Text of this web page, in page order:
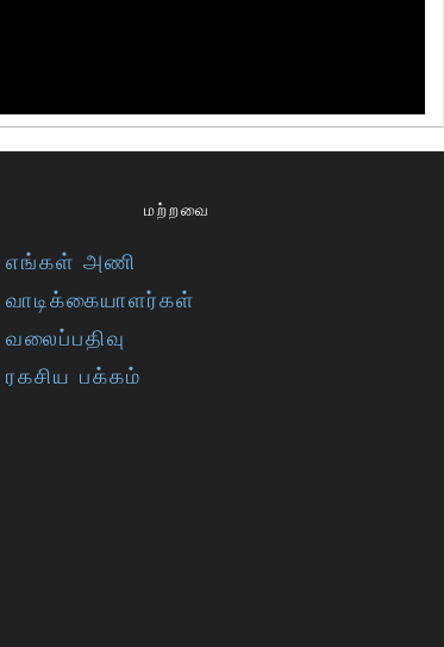
மற்றவை
எங்கள் அணி
வாடிக்கையாளர்கள்
வலைப்பதிவு
ரகசிய பக்கம்